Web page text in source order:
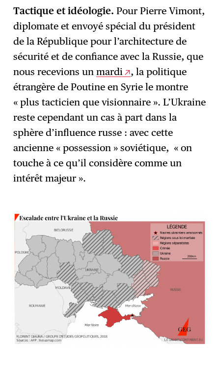
Tactique et idéologie. Pour Pierre Vimont,
diplomate et envoyé spécial du président
de la République pour l’architecture de
sécurité et de confiance avec la Russie, que
nous recevions unmardi
, la politique
étrangère de Poutine en Syrie le montre
« plus tacticien que visionnaire ». L’Ukraine
reste cependant un cas à part dans la
sphère d’influence russe : avec cette
ancienne « possession » soviétique, « on
touche à ce qu’il considère comme un
intérêt majeur ».